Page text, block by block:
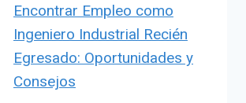
Encontrar Empleo como
Ingeniero Industrial Recién
Egresado: Oportunidades y
Consejos